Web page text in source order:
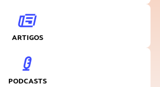
ARTIGOS
PODCASTS